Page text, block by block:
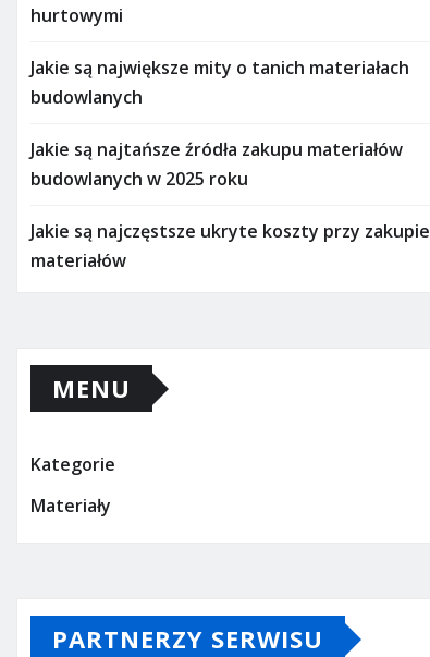
hurtowymi
Jakie są największe mity o tanich materiałach
budowlanych
Jakie są najtańsze źródła zakupu materiałów
budowlanych w 2025 roku
Jakie są najczęstsze ukryte koszty przy zakupie
materiałów
MENU
Kategorie
Materiały
PARTNERZY SERWISU